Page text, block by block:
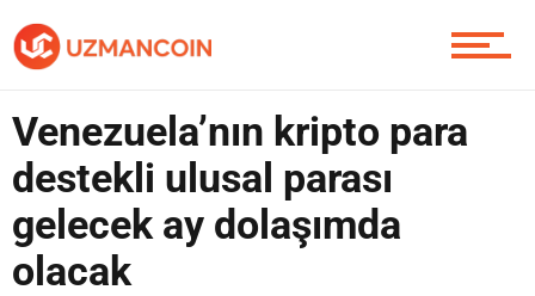
Soru Sor
Venezuela’nın kripto para
destekli ulusal parası
gelecek ay dolaşımda
olacak